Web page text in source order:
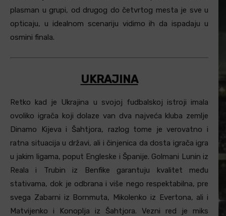
plasman u grupi, od drugog do četvrtog mesta je sve u
opticaju, u idealnom scenariju vidimo ih da ispadaju u
osmini finala.
UKRAJINA
Retko kad je Ukrajina u svojoj fudbalskoj istroji imala
ovoliko igrača koji dolaze van dva najveća kluba zemlje
Dinamo Kijeva i Šahtjora, razlog tome je verovatno i
ratna situacija u državi, ali i činjenica da dosta igrača igra
u jakim ligama, poput Engleske i Španije. Golmani Lunin iz
Reala i Trubin iz Benfike garantuju kvalitet među
stativama, dok je odbrana i više nego respektabilna, pre
svega Zabarni iz Bornmuta, Mikolenko iz Evertona, ali i
Matvijenko i Konoplja iz Šahtjora. Vezni red je miks